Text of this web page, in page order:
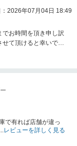
2026年07月04日 18:49
お時間を頂き申し訳
せて頂けると幸いで
で有れば店舗が違っ
レビューを詳しく見る